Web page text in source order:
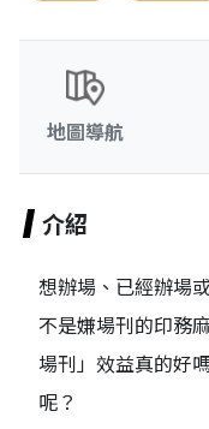
地圖導航
介紹
想辦場、已經辦場
不是嫌場刊的印務
場刊」效益真的好
呢？